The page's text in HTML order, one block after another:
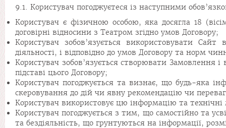
9.1. Користувач погоджуєтеся із наступними
Користувач є фізичною особою, яка досягла 18
договірні відносини з Театром згідно умов Договору;
Користувач зобов’язується використовувати
діяльності, і відповідно до умов Договору та норм
Користувач зобов’язується створювати Замовлення
підставі цього Договору;
Користувач погоджується та визнає, що будь-яка
скеровування до дій чи явну рекомендацію чи
Користувач використовує цю інформацію та
Користувач погоджується з тим, що самостійно та
та бездіяльність, що грунтуються на інформації,